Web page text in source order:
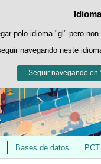
para facilitar a
obter máis información
Aceptar
polo idioma "gl" pero
navegando neste
Seguir navegando en
Bases de datos